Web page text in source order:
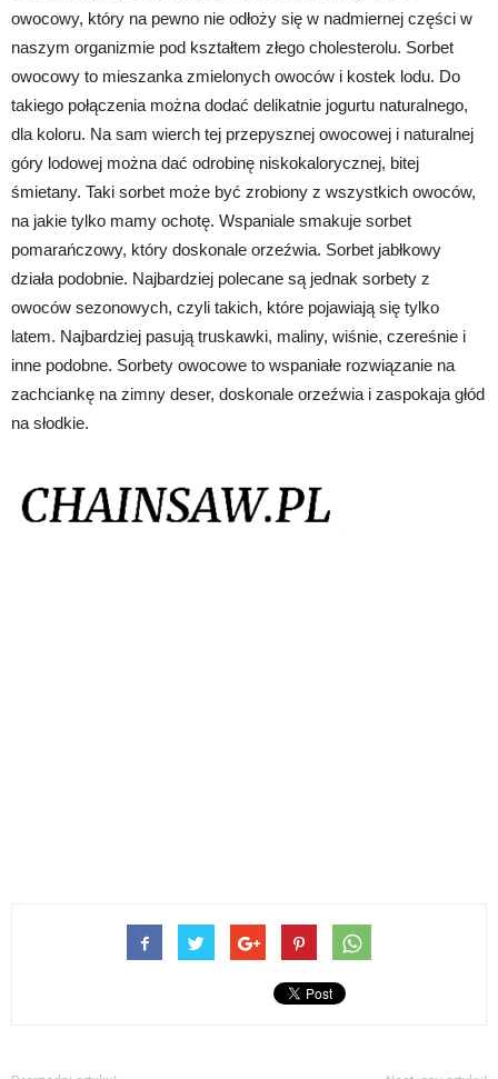
owocowy, który na pewno nie odłoży się w nadmiernej części w
naszym organizmie pod kształtem złego cholesterolu. Sorbet
owocowy to mieszanka zmielonych owoców i kostek lodu. Do
takiego połączenia można dodać delikatnie jogurtu naturalnego,
dla koloru. Na sam wierch tej przepysznej owocowej i naturalnej
góry lodowej można dać odrobinę niskokalorycznej, bitej
śmietany. Taki sorbet może być zrobiony z wszystkich owoców,
na jakie tylko mamy ochotę. Wspaniale smakuje sorbet
pomarańczowy, który doskonale orzeźwia. Sorbet jabłkowy
działa podobnie. Najbardziej polecane są jednak sorbety z
owoców sezonowych, czyli takich, które pojawiają się tylko
latem. Najbardziej pasują truskawki, maliny, wiśnie, czereśnie i
inne podobne. Sorbety owocowe to wspaniałe rozwiązanie na
zachciankę na zimny deser, doskonale orzeźwia i zaspokaja głód
na słodkie.